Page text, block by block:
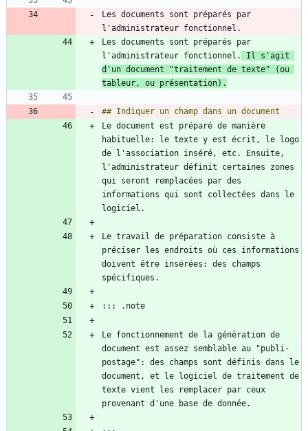
Les documents sont préparés par
Les documents sont préparés par
l'administrateur fonctionnel.
Il s'agit
d'un document "traitement de texte" (ou
tableur, ou présentation).
Le document est préparé de manière
habituelle: le texte y est écrit, le logo
de l'association inséré, etc. Ensuite,
l'administrateur définit certaines zones
qui seront remplacées par des
informations qui sont collectées dans le
Le travail de préparation consiste à
préciser les endroits où ces informations
doivent être insérées: des champs
Le fonctionnement de la génération de
document est assez semblable au "publi-
postage": des champs sont définis dans le
document, et le logiciel de traitement de
texte vient les remplacer par ceux